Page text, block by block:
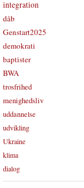
integration
dåb
Genstart2025
demokrati
baptister
BWA
trosfrihed
menighedsliv
uddannelse
udvikling
Ukraine
klima
dialog